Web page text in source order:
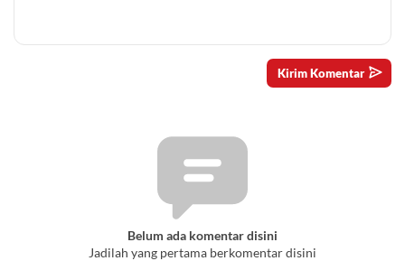
Belum ada komentar disini
Jadilah yang pertama berkomentar disini